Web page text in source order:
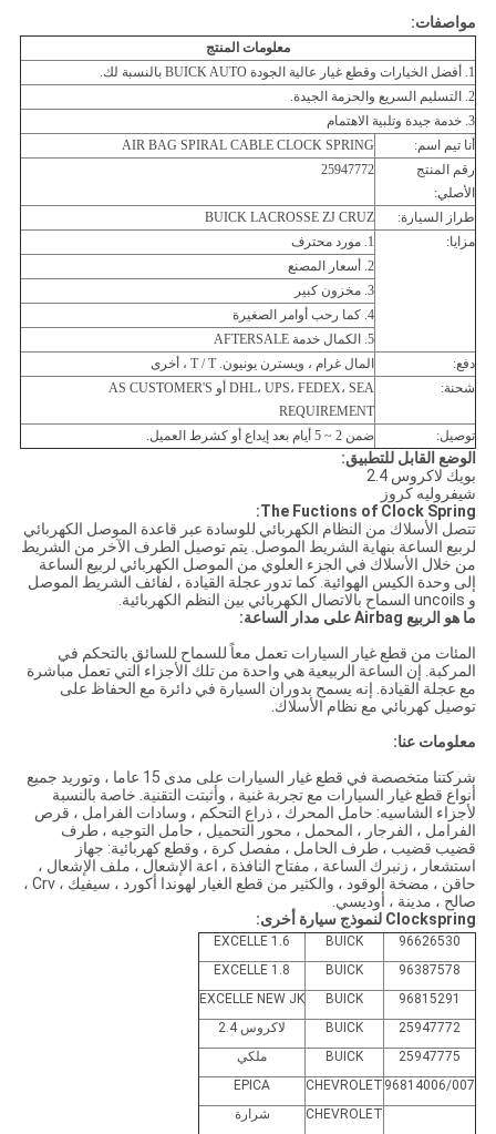
مواصفات:
معلومات المنتج
1. أفضل الخيارات وقطع غيار عالية الجودة BUICK AUTO بالنسبة لك.
2. التسليم السريع والحزمة الجيدة.
3. خدمة جيدة وتلبية الاهتمام
أنا تيم اسم:
AIR BAG SPIRAL CABLE CLOCK SPRING
رقم المنتج
الأصلي:
25947772
طراز السيارة:
BUICK LACROSSE ZJ CRUZ
مزايا:
1. مورد محترف
2. أسعار المصنع
3. مخزون كبير
4. كما رحب أوامر الصغيرة
5. الكمال خدمة AFTERSALE
دفع:
المال غرام ، ويسترن يونيون. T / T ، أخرى
شحنة:
DHL، UPS، FEDEX، SEA أو AS CUSTOMER'S
REQUIREMENT
توصيل:
ضمن 2 ~ 5 أيام بعد إيداع أو كشرط العميل.
الوضع القابل للتطبيق:
بويك لاكروس 2.4
شيفروليه كروز
The Fuctions of Clock Spring:
تتصل الأسلاك من النظام الكهربائي للوسادة عبر قاعدة الموصل الكهربائي
لربيع الساعة بنهاية الشريط الموصل. يتم توصيل الطرف الآخر من الشريط
من خلال الأسلاك في الجزء العلوي من الموصل الكهربائي لربيع الساعة
إلى وحدة الكيس الهوائية. كما تدور عجلة القيادة ، لفائف الشريط الموصل
و uncoils السماح بالاتصال الكهربائي بين النظم الكهربائية.
ما هو الربيع Airbag على مدار الساعة:
المئات من قطع غيار السيارات تعمل معاً للسماح للسائق بالتحكم في
المركبة. إن الساعة الربيعية هي واحدة من تلك الأجزاء التي تعمل مباشرة
مع عجلة القيادة. إنه يسمح بدوران السيارة في دائرة مع الحفاظ على
توصيل كهربائي مع نظام الأسلاك.
معلومات عنا:
شركتنا متخصصة في قطع غيار السيارات على مدى 15 عاما ، وتوريد جميع
أنواع قطع غيار السيارات مع تجربة غنية ، وأثبتت التقنية. خاصة بالنسبة
لأجزاء الشاسيه: حامل المحرك ، ذراع التحكم ، وسادات الفرامل ، قرص
الفرامل ، الفرجار ، المحمل ، محور التحميل ، حامل التوجيه ، طرف
قضيب قضيب ، طرف الحامل ، مفصل كرة ، وقطع كهربائية: جهاز
استشعار ، زنبرك الساعة ، مفتاح النافذة ، اعة الإشعال ، ملف الإشعال ،
حاقن ، مضخة الوقود ، والكثير من قطع الغيار لهوندا أكورد ، سيفيك ، Crv ،
صالح ، مدينة ، أوديسي.
Clockspring لنموذج سيارة أخرى:
96626530
BUICK
EXCELLE 1.6
96387578
BUICK
EXCELLE 1.8
96815291
BUICK
EXCELLE NEW JK
25947772
BUICK
لاكروس 2.4
25947775
BUICK
ملكي
96814006/007
CHEVROLET
EPICA
CHEVROLET
شرارة